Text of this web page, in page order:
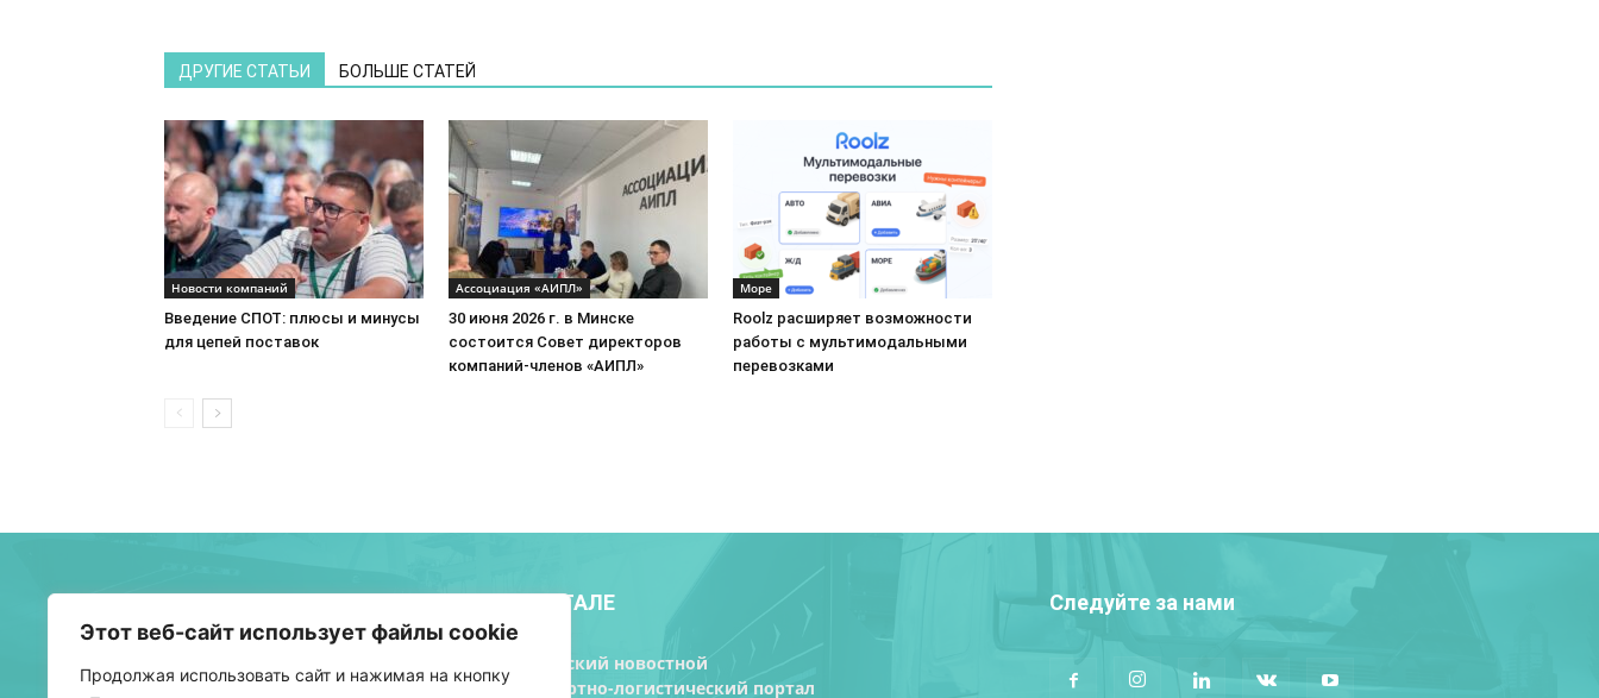
Этот веб-сайт использует файлы cookie
Продолжая использовать сайт и нажимая на кнопку
ДРУГИЕ СТАТЬИ БОЛЬШЕ СТАТЕЙ
Новости компаний
Введение СПОТ: плюсы и минусы
для цепей поставок
Ассоциация «АИПЛ»
30 июня 2026 г. в Минске
состоится Совет директоров
компаний-членов «АИПЛ»
Море
Roolz расширяет возможности
работы с мультимодальными
перевозками
О ПОРТАЛЕ
Белорусский новостной
транспортно-логистический портал
Следуйте за нами